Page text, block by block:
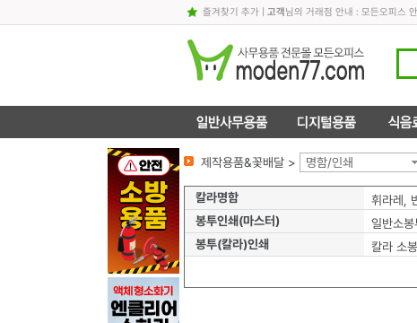
즐겨찾기 추가| 고객님의 거래점 안내 : 모든오피스
제작용품&꽃배달 > 명함/인쇄
칼라명함 휘라레,
봉투인쇄(마스터)
일반소봉
봉투(칼라)인쇄
칼라 소